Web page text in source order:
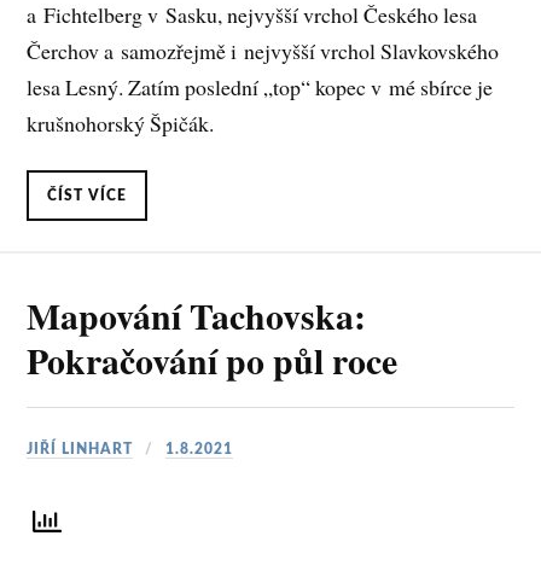
a Fichtelberg v Sasku, nejvyšší vrchol Českého lesa
Čerchov a samozřejmě i nejvyšší vrchol Slavkovského
lesa Lesný. Zatím poslední „top“ kopec v mé sbírce je
krušnohorský Špičák.
ČÍST VÍCE
Mapování Tachovska:
Pokračování po půl roce
JIŘÍ LINHART 1.8.2021